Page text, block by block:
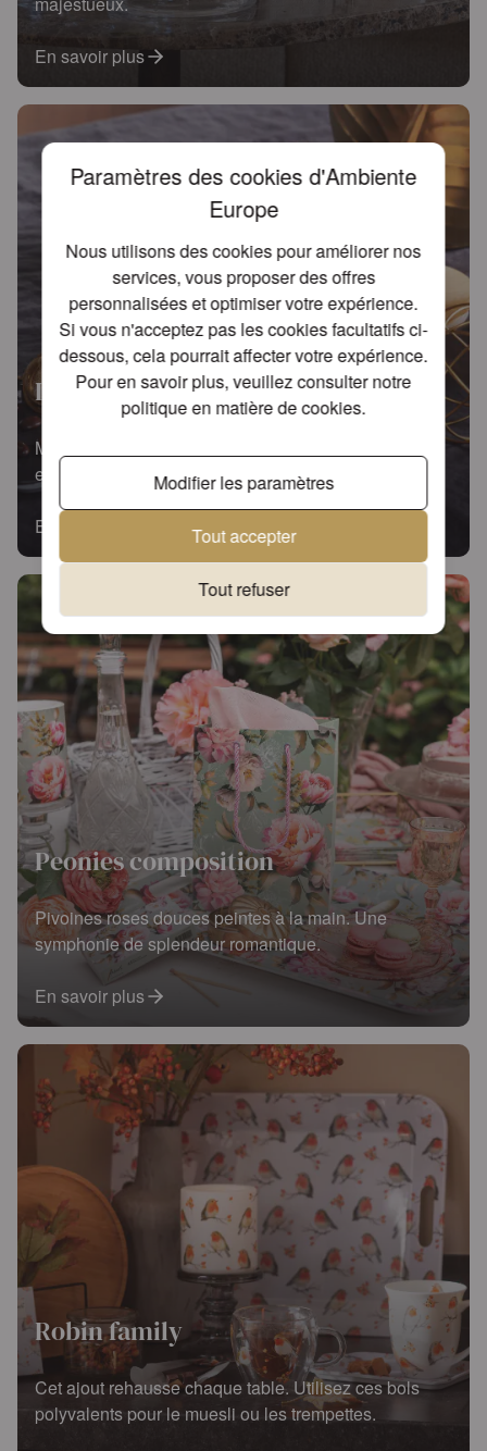
Paramètres des cookies d'Ambiente
Europe
Nous utilisons des cookies pour améliorer nos
services, vous proposer des offres
personnalisées et optimiser votre expérience.
Si vous n'acceptez pas les cookies facultatifs ci-
dessous, cela pourrait affecter votre expérience.
Pour en savoir plus, veuillez consulter notre
politique en matière de cookies.
Modifier les paramètres
Tout accepter
Tout refuser
En savoir plus
Lovely chickadee
Mésanges charmantes sur une palette moderne noire
et blanche pour un intérieur intemporel.
En savoir plus
Peonies composition
Pivoines roses douces peintes à la main. Une
symphonie de splendeur romantique.
En savoir plus
Robin family
Cet ajout rehausse chaque table. Utilisez ces bols
polyvalents pour le muesli ou les trempettes.